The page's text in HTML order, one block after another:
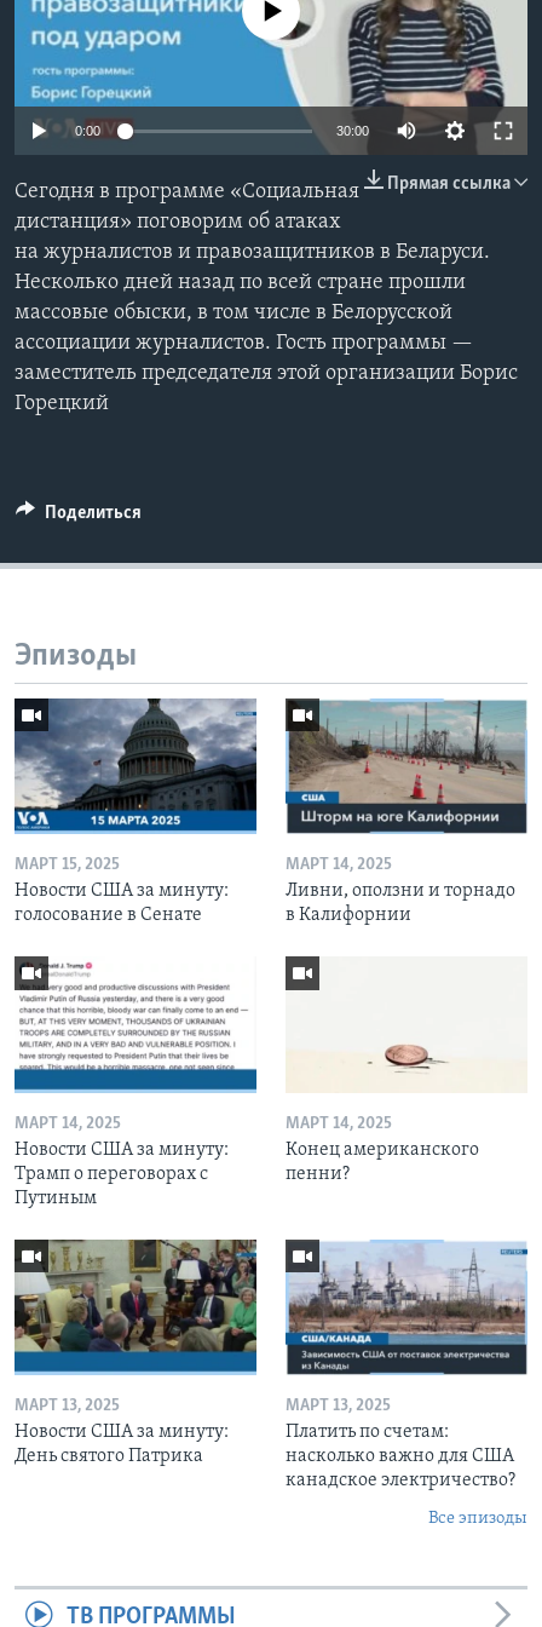
Learning English
СОЦИАЛЬНЫЕ СЕТИ
Языки
No media source currently available
0:00 30:00
Прямая ссылка
Сегодня в программе «Социальная
дистанция» поговорим об атаках
на журналистов и правозащитников в Беларуси.
Несколько дней назад по всей стране прошли
массовые обыски, в том числе в Белорусской
ассоциации журналистов. Гость программы —
заместитель председателя этой организации Борис
Горецкий
Поделиться
Эпизоды
МАРТ 15, 2025
Новости США за минуту:
голосование в Сенате
МАРТ 14, 2025
Ливни, оползни и торнадо
в Калифорнии
МАРТ 14, 2025
Новости США за минуту:
Трамп о переговорах с
Путиным
МАРТ 14, 2025
Конец американского
пенни?
МАРТ 13, 2025
Новости США за минуту:
День святого Патрика
МАРТ 13, 2025
Платить по счетам:
насколько важно для США
канадское электричество?
Все эпизоды
ТВ ПРОГРАММЫ